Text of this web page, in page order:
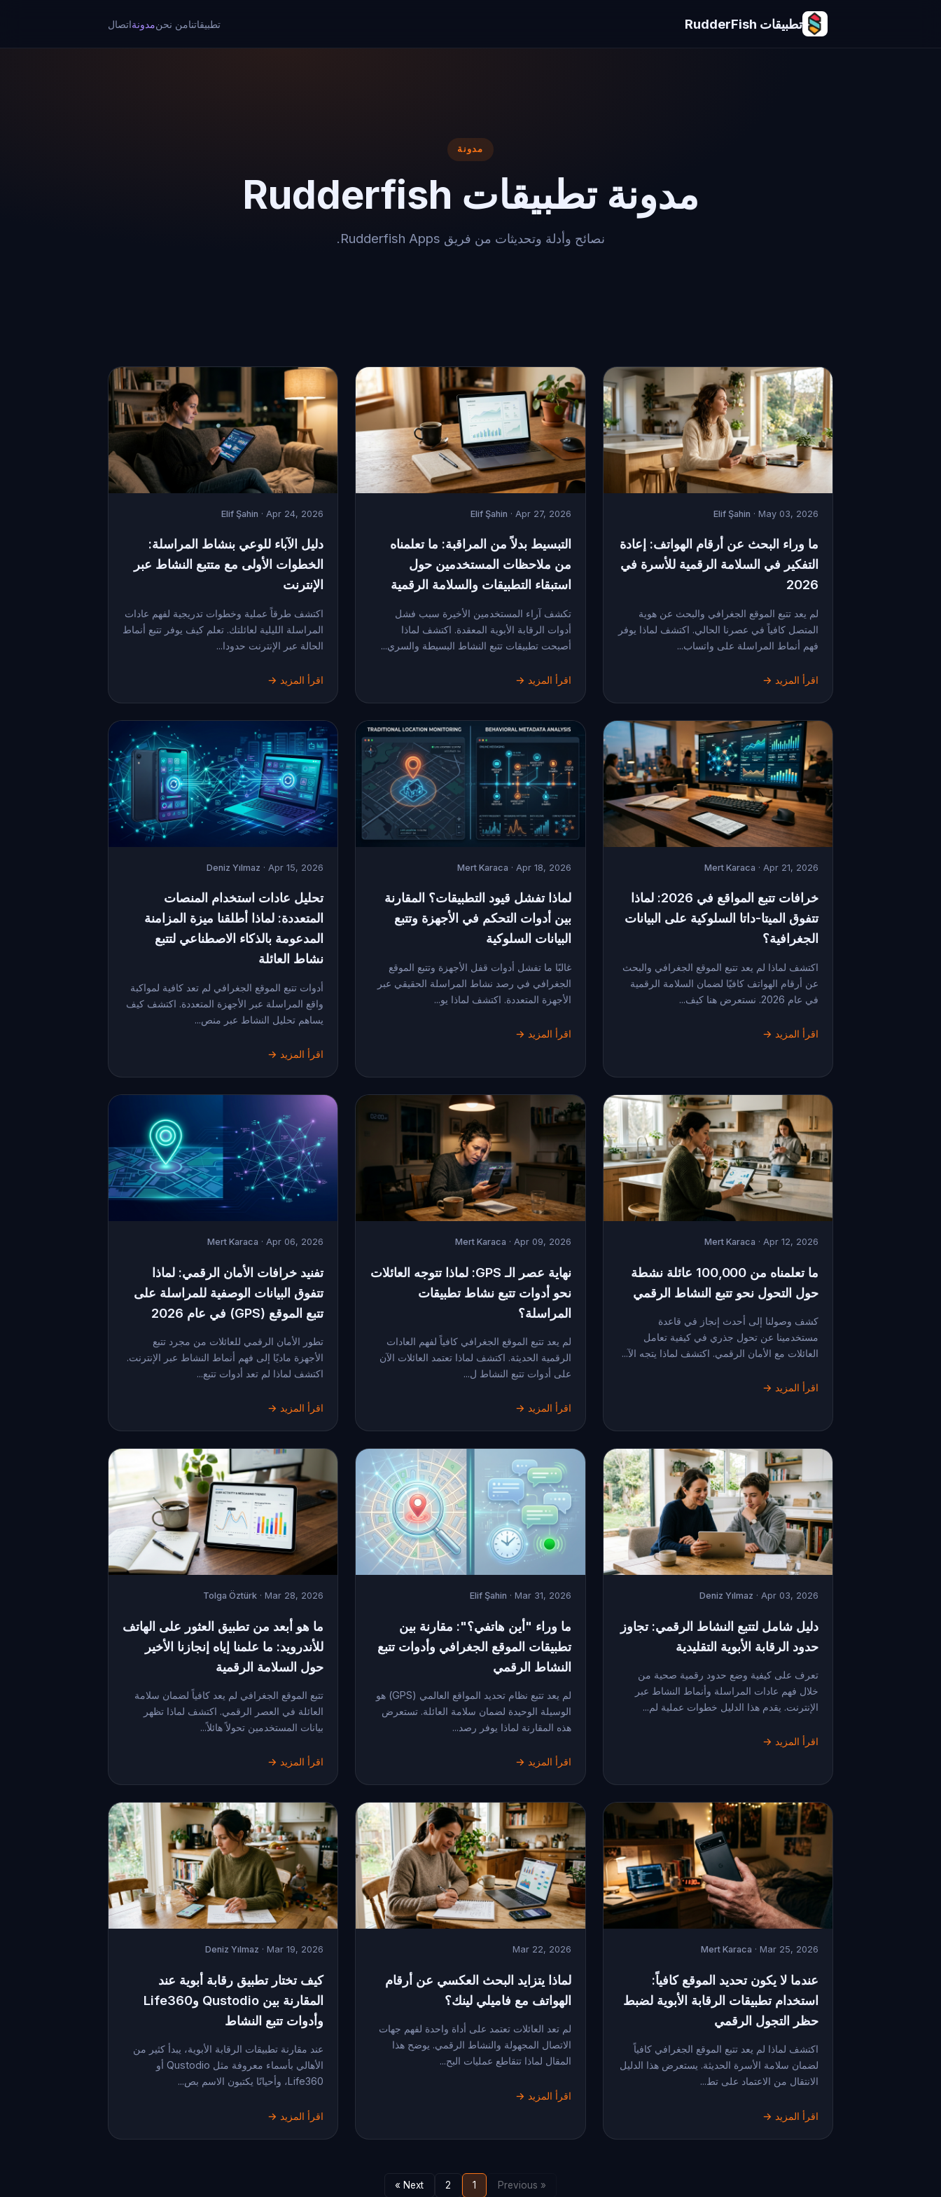
تطبيقات RudderFish تطبيقاتنامن نحنمدونةاتصال
مدونة
مدونة تطبيقات Rudderfish
نصائح وأدلة وتحديثات من فريق Rudderfish Apps.
Elif Şahin · May 03, 2026
ما وراء البحث عن أرقام الهواتف: إعادة
التفكير في السلامة الرقمية للأسرة في
2026
لم يعد تتبع الموقع الجغرافي والبحث عن هوية
المتصل كافياً في عصرنا الحالي. اكتشف لماذا يوفر
فهم أنماط المراسلة على واتساب...
اقرأ المزيد →
Elif Şahin · Apr 27, 2026
التبسيط بدلاً من المراقبة: ما تعلمناه
من ملاحظات المستخدمين حول
استبقاء التطبيقات والسلامة الرقمية
تكشف آراء المستخدمين الأخيرة سبب فشل
أدوات الرقابة الأبوية المعقدة. اكتشف لماذا
أصبحت تطبيقات تتبع النشاط البسيطة والسري...
اقرأ المزيد →
Elif Şahin · Apr 24, 2026
دليل الآباء للوعي بنشاط المراسلة:
الخطوات الأولى مع متتبع النشاط عبر
الإنترنت
اكتشف طرقاً عملية وخطوات تدريجية لفهم عادات
المراسلة الليلية لعائلتك. تعلم كيف يوفر تتبع أنماط
الحالة عبر الإنترنت حدودا...
اقرأ المزيد →
Mert Karaca · Apr 21, 2026
خرافات تتبع المواقع في 2026: لماذا
تتفوق الميتا-داتا السلوكية على البيانات
الجغرافية؟
اكتشف لماذا لم يعد تتبع الموقع الجغرافي والبحث
عن أرقام الهواتف كافيًا لضمان السلامة الرقمية
في عام 2026. نستعرض هنا كيف...
اقرأ المزيد →
Mert Karaca · Apr 18, 2026
لماذا تفشل قيود التطبيقات؟ المقارنة
بين أدوات التحكم في الأجهزة وتتبع
البيانات السلوكية
غالبًا ما تفشل أدوات قفل الأجهزة وتتبع الموقع
الجغرافي في رصد نشاط المراسلة الحقيقي عبر
الأجهزة المتعددة. اكتشف لماذا يو...
اقرأ المزيد →
Deniz Yılmaz · Apr 15, 2026
تحليل عادات استخدام المنصات
المتعددة: لماذا أطلقنا ميزة المزامنة
المدعومة بالذكاء الاصطناعي لتتبع
نشاط العائلة
أدوات تتبع الموقع الجغرافي لم تعد كافية لمواكبة
واقع المراسلة عبر الأجهزة المتعددة. اكتشف كيف
يساهم تحليل النشاط عبر منص...
اقرأ المزيد →
Mert Karaca · Apr 12, 2026
ما تعلمناه من 100,000 عائلة نشطة
حول التحول نحو تتبع النشاط الرقمي
كشف وصولنا إلى أحدث إنجاز في قاعدة
مستخدمينا عن تحول جذري في كيفية تعامل
العائلات مع الأمان الرقمي. اكتشف لماذا يتجه الآ...
اقرأ المزيد →
Mert Karaca · Apr 09, 2026
نهاية عصر الـ GPS: لماذا تتوجه العائلات
نحو أدوات تتبع نشاط تطبيقات
المراسلة؟
لم يعد تتبع الموقع الجغرافي كافياً لفهم العادات
الرقمية الحديثة. اكتشف لماذا تعتمد العائلات الآن
على أدوات تتبع النشاط ل...
اقرأ المزيد →
Mert Karaca · Apr 06, 2026
تفنيد خرافات الأمان الرقمي: لماذا
تتفوق البيانات الوصفية للمراسلة على
تتبع الموقع (GPS) في عام 2026
تطور الأمان الرقمي للعائلات من مجرد تتبع
الأجهزة ماديًا إلى فهم أنماط النشاط عبر الإنترنت.
اكتشف لماذا لم تعد أدوات تتبع...
اقرأ المزيد →
Deniz Yılmaz · Apr 03, 2026
دليل شامل لتتبع النشاط الرقمي: تجاوز
حدود الرقابة الأبوية التقليدية
تعرف على كيفية وضع حدود رقمية صحية من
خلال فهم عادات المراسلة وأنماط النشاط عبر
الإنترنت. يقدم هذا الدليل خطوات عملية لم...
اقرأ المزيد →
Elif Şahin · Mar 31, 2026
ما وراء "أين هاتفي؟": مقارنة بين
تطبيقات الموقع الجغرافي وأدوات تتبع
النشاط الرقمي
لم يعد تتبع نظام تحديد المواقع العالمي (GPS) هو
الوسيلة الوحيدة لضمان سلامة العائلة. تستعرض
هذه المقارنة لماذا يوفر رصد...
اقرأ المزيد →
Tolga Öztürk · Mar 28, 2026
ما هو أبعد من تطبيق العثور على الهاتف
للأندرويد: ما علمنا إياه إنجازنا الأخير
حول السلامة الرقمية
تتبع الموقع الجغرافي لم يعد كافياً لضمان سلامة
العائلة في العصر الرقمي. اكتشف لماذا تظهر
بيانات المستخدمين تحولاً هائلاً...
اقرأ المزيد →
Mert Karaca · Mar 25, 2026
عندما لا يكون تحديد الموقع كافياً:
استخدام تطبيقات الرقابة الأبوية لضبط
حظر التجول الرقمي
اكتشف لماذا لم يعد تتبع الموقع الجغرافي كافياً
لضمان سلامة الأسرة الحديثة. يستعرض هذا الدليل
الانتقال من الاعتماد على تط...
اقرأ المزيد →
Mar 22, 2026
لماذا يتزايد البحث العكسي عن أرقام
الهواتف مع فاميلي لينك؟
لم تعد العائلات تعتمد على أداة واحدة لفهم جهات
الاتصال المجهولة والنشاط الرقمي. يوضح هذا
المقال لماذا تتقاطع عمليات البح...
اقرأ المزيد →
Deniz Yılmaz · Mar 19, 2026
كيف تختار تطبيق رقابة أبوية عند
المقارنة بين Qustodio وLife360
وأدوات تتبع النشاط
عند مقارنة تطبيقات الرقابة الأبوية، يبدأ كثير من
الأهالي بأسماء معروفة مثل Qustodio أو
Life360، وأحيانًا يكتبون الاسم بص...
اقرأ المزيد →
« Previous
1
2
Next »